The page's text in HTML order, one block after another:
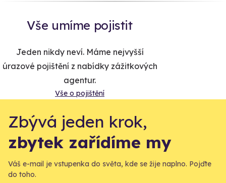
Vše umíme pojistit
Jeden nikdy neví. Máme nejvyšší
úrazové pojištění z nabídky zážitkových
agentur.
Vše o pojištění
Zbývá jeden krok,
zbytek zařídíme my
Váš e-mail je vstupenka do světa, kde se žije naplno. Pojďte
do toho.